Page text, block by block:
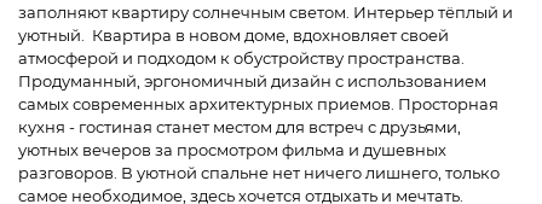
заполняют квартиру солнечным светом. Интерьер тёплый и
уютный. Квартира в новом доме, вдохновляет своей
атмосферой и подходом к обустройству пространства.
Продуманный, эргономичный дизайн с использованием
самых современных архитектурных приемов. Просторная
кухня - гостиная станет местом для встреч с друзьями,
уютных вечеров за просмотром фильма и душевных
разговоров. В уютной спальне нет ничего лишнего, только
самое необходимое, здесь хочется отдыхать и мечтать.